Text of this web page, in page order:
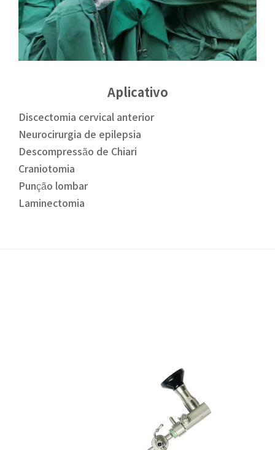
Aplicativo
Discectomia cervical anterior
Neurocirurgia de epilepsia
Descompressão de Chiari
Craniotomia
Punção lombar
Laminectomia